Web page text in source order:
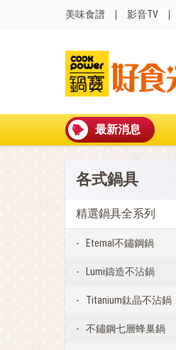
美味食譜 影音TV
最新消息
各式鍋具
精選鍋具全系列
Eternal不鏽鋼鍋
Lumi鑄造不沾鍋
Titanium鈦晶不沾鍋
不鏽鋼七層蜂巢鍋